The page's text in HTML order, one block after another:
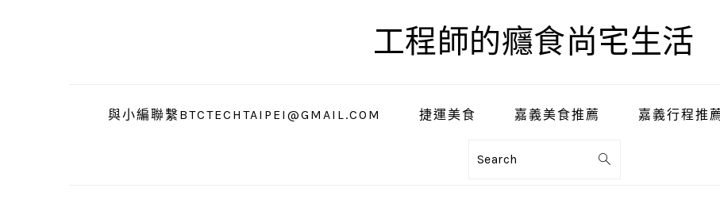
工程師的癮食尚宅生活
與小編聯繫BTCTECHTAIPEI@GMAIL.COM 捷運美食 嘉義美食推薦 嘉義行程推
Search